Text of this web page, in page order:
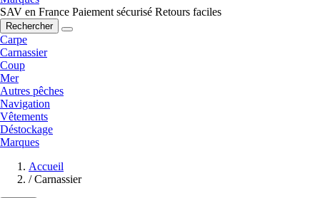
SAV en France Paiement sécurisé Retours faciles
Rechercher
Carpe
Carnassier
Coup
Mer
Autres pêches
Navigation
Vêtements
Déstockage
Marques
Accueil
/ Carnassier